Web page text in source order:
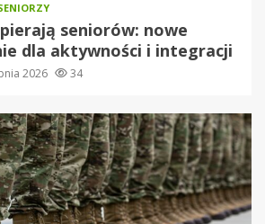
seniorów: nowe
dla aktywności i integracji
2026 34